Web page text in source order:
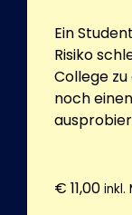
Ein
Risiko
College
noch
€ 11,00 inkl.